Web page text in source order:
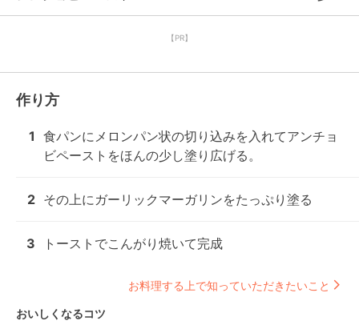
【PR】
作り方
1 食パンにメロンパン状の切り込みを入れてアンチョ
ビペーストをほんの少し塗り広げる。
2 その上にガーリックマーガリンをたっぷり塗る
3 トーストでこんがり焼いて完成
お料理する上で知っていただきたいこと
おいしくなるコツ